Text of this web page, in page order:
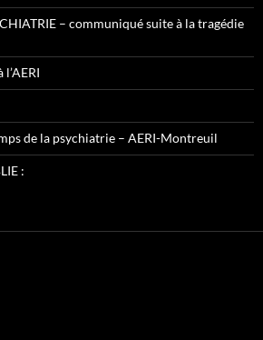
– communiqué suite à la tragédie
de la psychiatrie – AERI-Montreuil
: